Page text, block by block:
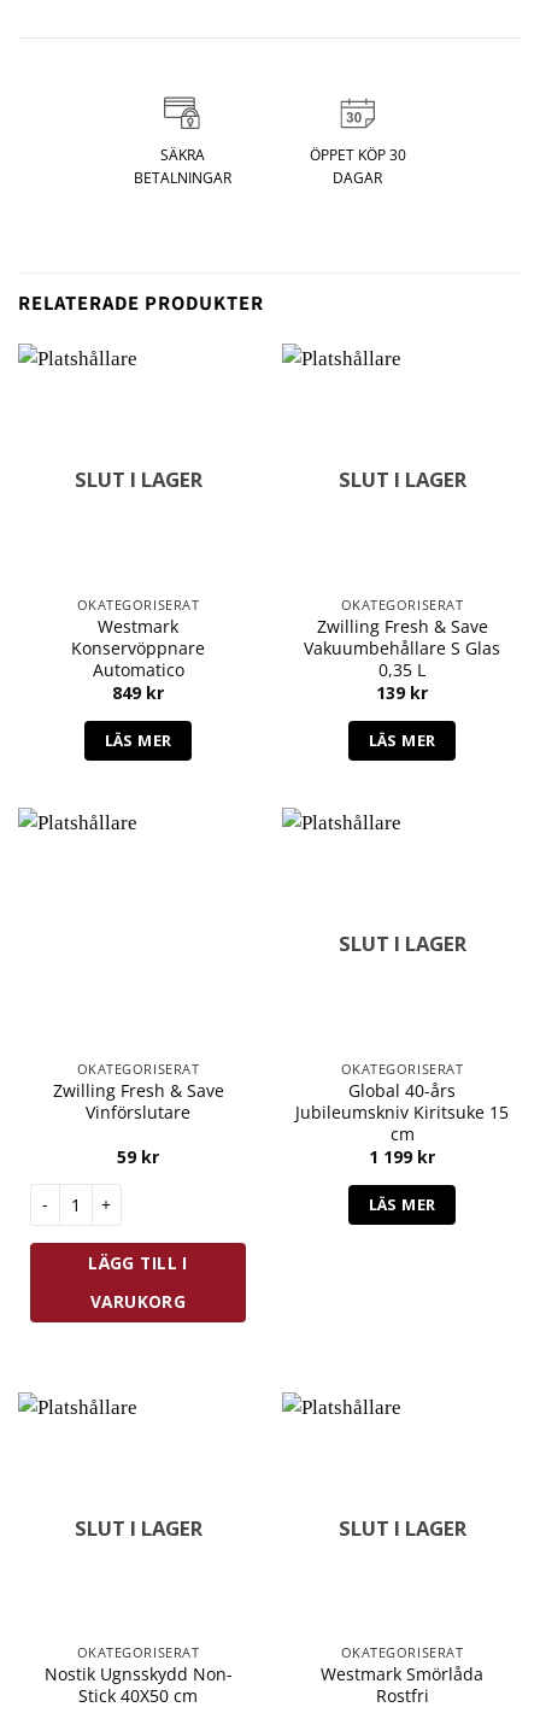
SÄKRA
BETALNINGAR
ÖPPET KÖP 30
DAGAR
RELATERADE PRODUKTER
SLUT I LAGER
OKATEGORISERAT
Westmark
Konservöppnare
Automatico
849 kr
LÄS MER
SLUT I LAGER
OKATEGORISERAT
Zwilling Fresh & Save
Vakuumbehållare S Glas
0,35 L
139 kr
LÄS MER
OKATEGORISERAT
Zwilling Fresh & Save
Vinförslutare
59 kr
Zwilling Fresh & Save Vinförslutare mängd
LÄGG TILL I
VARUKORG
SLUT I LAGER
OKATEGORISERAT
Global 40-års
Jubileumskniv Kiritsuke 15
cm
1 199 kr
LÄS MER
SLUT I LAGER
OKATEGORISERAT
Nostik Ugnsskydd Non-
Stick 40X50 cm
SLUT I LAGER
OKATEGORISERAT
Westmark Smörlåda
Rostfri